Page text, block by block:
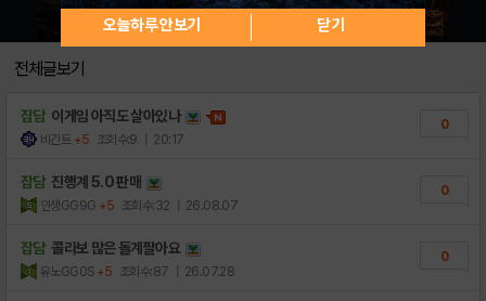
전체글보기
잡담 이게임 아직도 살아있나
비긴트 +5 조회수:9 | 20:17
0
잡담 진행계 5.0 판매
인생GG9G +5 조회수:32 | 26.08.07
0
잡담 콜라보 많은 돌계팔아요
유노GG0S +5 조회수:87 | 26.07.28
0
오늘하루 안보기 닫기